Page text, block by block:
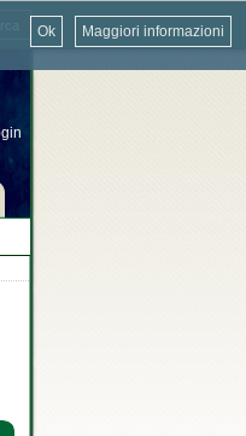
Maggiori informazioni
Ok